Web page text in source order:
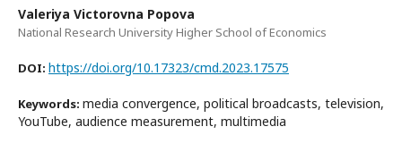
Valeriya Victorovna Popova
National Research University Higher School of Economics
DOI: https://doi.org/10.17323/cmd.2023.17575
Keywords: media convergence, political broadcasts, television,
YouTube, audience measurement, multimedia